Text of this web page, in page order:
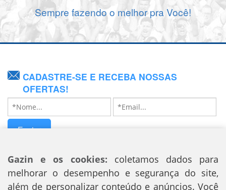
Sempre fazendo o melhor pra Você!
CADASTRE-SE E RECEBA NOSSAS
OFERTAS!
Enviar
SIGA NOSSAS REDES SOCIAIS
Gazin e os cookies: coletamos dados para
melhorar o desempenho e segurança do site,
além de personalizar conteúdo e anúncios. Você